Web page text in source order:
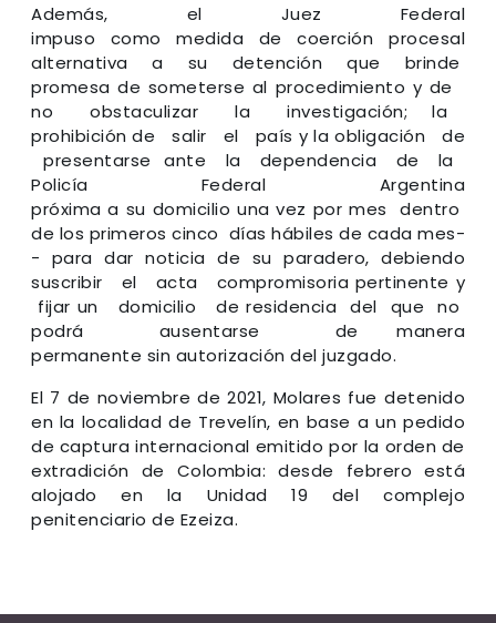
Además, el Juez Federal
impuso como medida de coerción procesal
alternativa a su detención que brinde
promesa de someterse al procedimiento y de
no obstaculizar la investigación; la
prohibición de salir el país y la obligación de
presentarse ante la dependencia de la
Policía Federal Argentina
próxima a su domicilio una vez por mes dentro
de los primeros cinco días hábiles de cada mes­
- para dar noticia de su paradero, debiendo
suscribir el acta compromisoria pertinente y
fijar un domicilio de residencia del que no
podrá ausentarse de manera
permanente sin autorización del juzgado.
El 7 de noviembre de 2021, Molares fue detenido
en la localidad de Trevelín, en base a un pedido
de captura internacional emitido por la orden de
extradición de Colombia: desde febrero está
alojado en la Unidad 19 del complejo
penitenciario de Ezeiza.